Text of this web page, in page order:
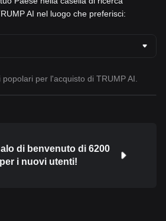
AI nel luogo che preferisci:
per l'acquisto di TRUMP AI.
di benvenuto di 6200
i nuovi utenti!